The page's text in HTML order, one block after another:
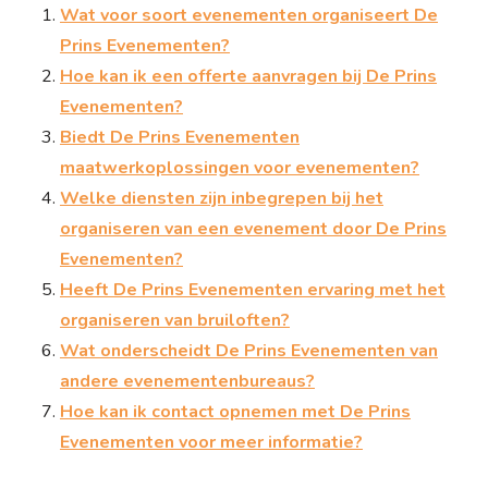
Wat voor soort evenementen organiseert De
Prins Evenementen?
Hoe kan ik een offerte aanvragen bij De Prins
Evenementen?
Biedt De Prins Evenementen
maatwerkoplossingen voor evenementen?
Welke diensten zijn inbegrepen bij het
organiseren van een evenement door De Prins
Evenementen?
Heeft De Prins Evenementen ervaring met het
organiseren van bruiloften?
Wat onderscheidt De Prins Evenementen van
andere evenementenbureaus?
Hoe kan ik contact opnemen met De Prins
Evenementen voor meer informatie?